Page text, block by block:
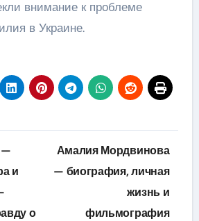
внимание к проблеме
в Украине.
—
и
о
Амалия Мордвинова
— биография, личная
жизнь и
фильмография